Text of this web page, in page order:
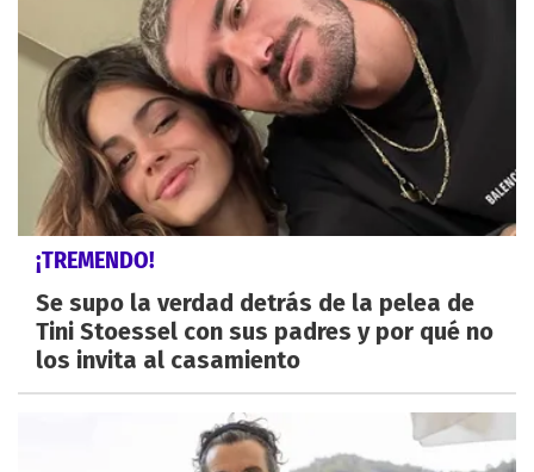
¡TREMENDO!
Se supo la verdad detrás de la pelea de
Tini Stoessel con sus padres y por qué no
los invita al casamiento